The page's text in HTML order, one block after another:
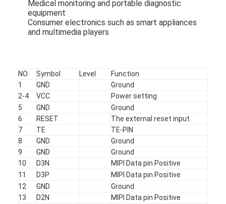
제품
Medical monitoring and portable diagnostic
equipment
Consumer electronics such as smart appliances
and multimedia players
NO. Symbol Level
Function
1
GND
Ground
2-4
VCC
Power setting
5
GND
Ground
6
RESET
The external reset input
7
TE
TE-PIN
8
GND
Ground
9
GND
Ground
10
D3N
MIPI Data pin Positive
11
D3P
MIPI Data pin Positive
12
GND
Ground
13
D2N
MIPI Data pin Positive